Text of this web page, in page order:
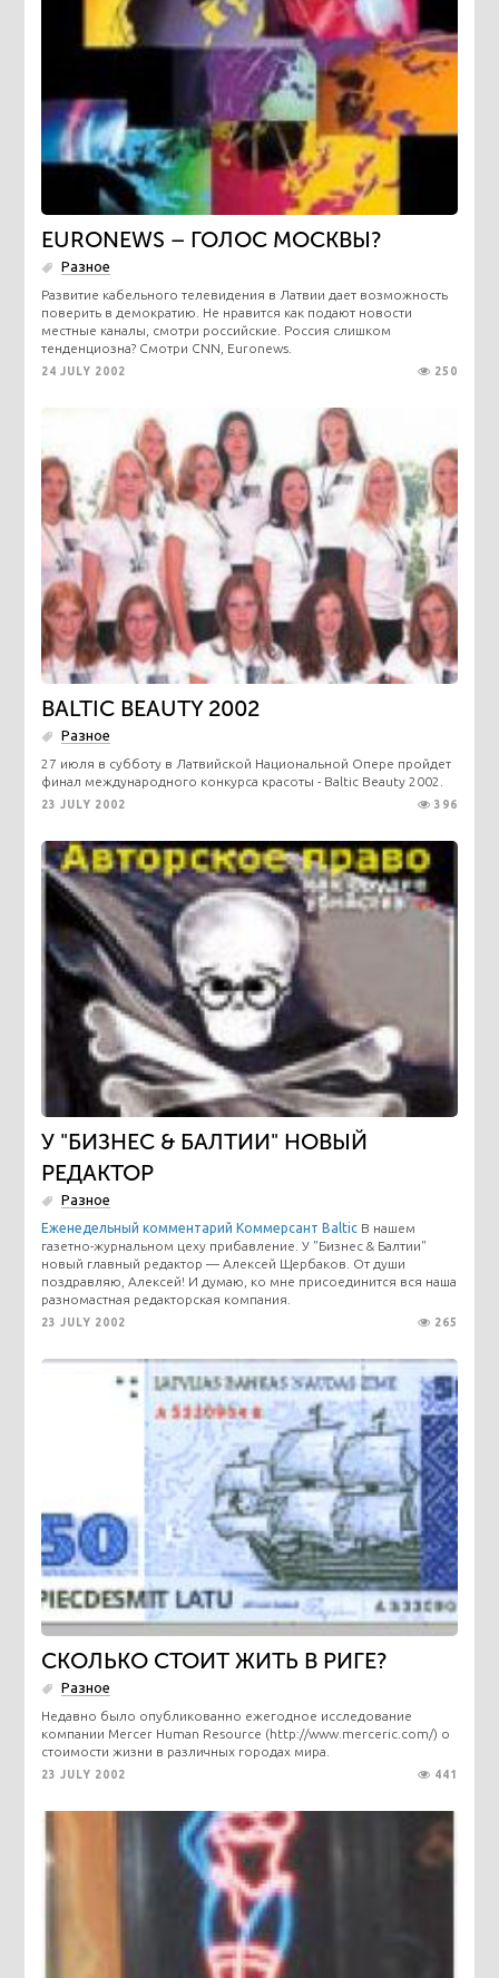
EURONEWS – ГОЛОС МОСКВЫ?
Разное
Развитие кабельного телевидения в Латвии дает возможность
поверить в демократию. Не нравится как подают новости
местные каналы, смотри российские. Россия слишком
тенденциозна? Смотри CNN, Euronews.
24 JULY 2002 250
BALTIC BEAUTY 2002
Разное
27 июля в субботу в Латвийской Национальной Опере пройдет
финал международного конкурса красоты - Baltic Beauty 2002.
23 JULY 2002 396
У "БИЗНЕС & БАЛТИИ" НОВЫЙ
РЕДАКТОР
Разное
Еженедельный комментарий Коммерсант Baltic В нашем
газетно-журнальном цеху прибавление. У "Бизнес & Балтии"
новый главный редактор — Алексей Щербаков. От души
поздравляю, Алексей! И думаю, ко мне присоединится вся наша
разномастная редакторская компания.
23 JULY 2002 265
СКОЛЬКО СТОИТ ЖИТЬ В РИГЕ?
Разное
Недавно было опубликованно ежегодное исследование
компании Mercer Human Resource (http://www.merceric.com/) о
стоимости жизни в различных городах мира.
23 JULY 2002 441